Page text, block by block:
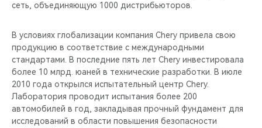
CHERY ДЛЯ ДЕТЕЙ
сеть, объединяющую 1000 дистрибьюторов.
В условиях глобализации компания Chery привела свою
продукцию в соответствие с международными
стандартами. В последние пять лет Chery инвестировала
более 10 млрд. юаней в технические разработки. В июле
2010 года открылся испытательный центр Chery.
Лаборатория проводит испытания более 200
автомобилей в год, закладывая прочный фундамент для
исследований в области повышения безопасности